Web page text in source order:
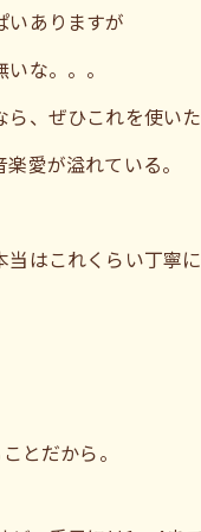
いありますが
な。。。
、ぜひこれを使いた
愛が溢れている。
はこれくらい丁寧
とだから。